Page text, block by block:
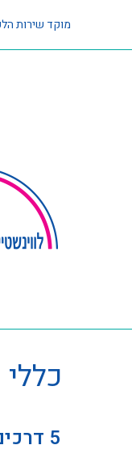
מוקד שירות
כללי
5 דרכים לטיפול בדום נשימה חסימתי